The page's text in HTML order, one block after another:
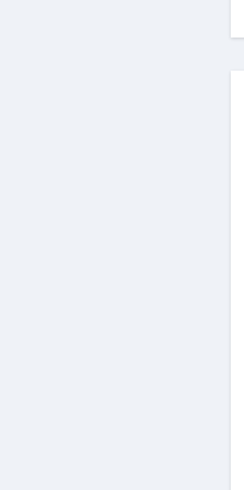
ャンペーン【ムームードメ
書記載方法
由です。国民は●●をしな
ズボラ株投資
通
欺 #詐欺 #弁護士 #法律
法